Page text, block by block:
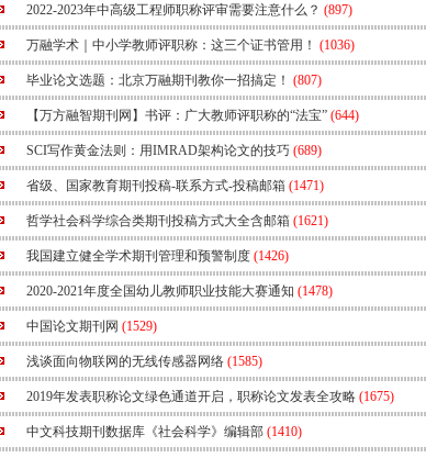
2022-2023年中高级工程师职称评审需要注意什么？ (897)
万融学术｜中小学教师评职称：这三个证书管用！ (1036)
毕业论文选题：北京万融期刊教你一招搞定！ (807)
【万方融智期刊网】书评：广大教师评职称的“法宝” (644)
SCI写作黄金法则：用IMRAD架构论文的技巧 (689)
省级、国家教育期刊投稿-联系方式-投稿邮箱 (1471)
哲学社会科学综合类期刊投稿方式大全含邮箱 (1621)
我国建立健全学术期刊管理和预警制度 (1426)
2020-2021年度全国幼儿教师职业技能大赛通知 (1478)
中国论文期刊网 (1529)
浅谈面向物联网的无线传感器网络 (1585)
2019年发表职称论文绿色通道开启，职称论文发表全攻略 (1675)
中文科技期刊数据库《社会科学》编辑部 (1410)